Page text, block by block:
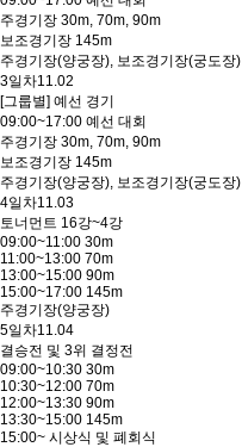
주경기장 30m, 70m, 90m
보조경기장 145m
주경기장(양궁장), 보조경기장(궁도장)
3일차11.02
[그룹별] 예선 경기
09:00~17:00 예선 대회
주경기장 30m, 70m, 90m
보조경기장 145m
주경기장(양궁장), 보조경기장(궁도장)
4일차11.03
토너먼트 16강~4강
09:00~11:00 30m
11:00~13:00 70m
13:00~15:00 90m
15:00~17:00 145m
주경기장(양궁장)
5일차11.04
결승전 및 3위 결정전
09:00~10:30 30m
10:30~12:00 70m
12:00~13:30 90m
13:30~15:00 145m
15:00~ 시상식 및 폐회식